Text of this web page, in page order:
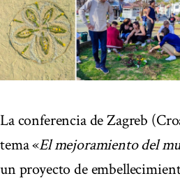
La conferencia de Zagreb
tema «El mejoramiento del
un proyecto de